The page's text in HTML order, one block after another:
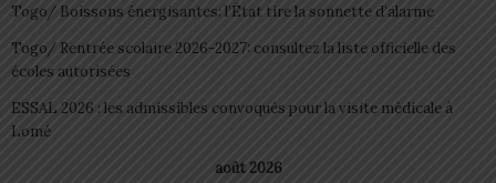
Togo/ Boissons énergisantes: l’État tire la sonnette d’alarme
Togo/ Rentrée scolaire 2026-2027: consultez la liste officielle des
écoles autorisées
ESSAL 2026 : les admissibles convoqués pour la visite médicale à
Lomé
août 2026